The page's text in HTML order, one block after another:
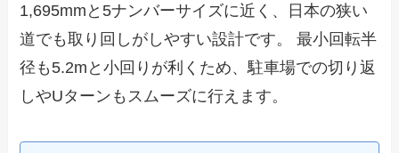
1,695mmと5ナンバーサイズに近く、日本の狭い
道でも取り回しがしやすい設計です。 最小回転半
径も5.2mと小回りが利くため、駐車場での切り返
しやUターンもスムーズに行えます。